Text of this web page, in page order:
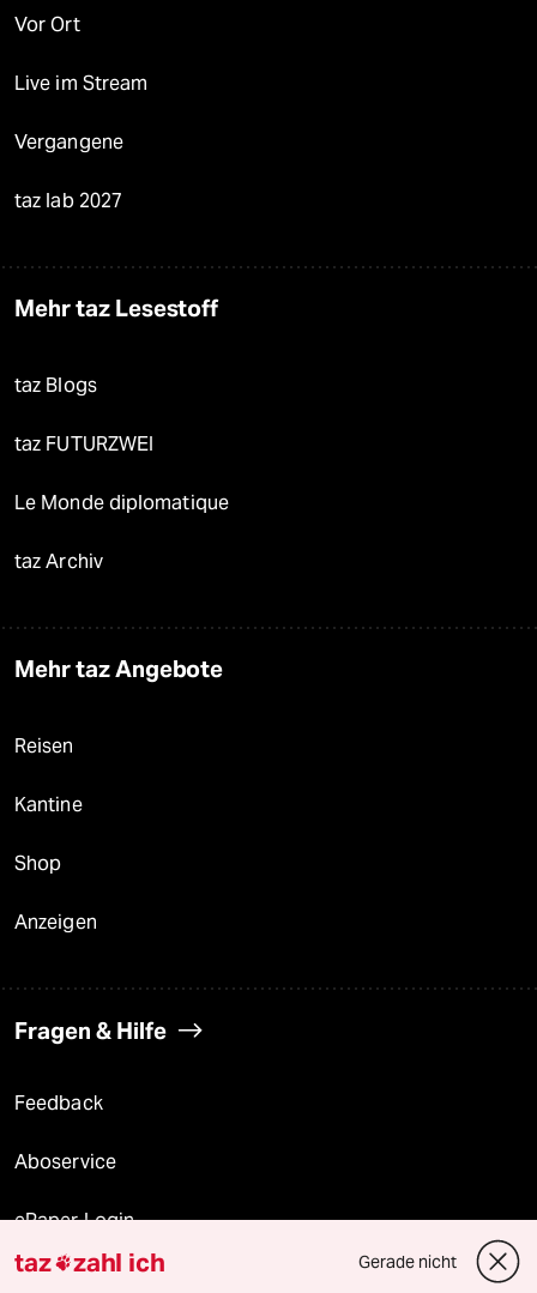
Vor Ort
Live im Stream
Vergangene
taz lab 2027
Mehr taz Lesestoff
taz Blogs
taz FUTURZWEI
Le Monde diplomatique
taz Archiv
Mehr taz Angebote
Reisen
Kantine
Shop
Anzeigen
Fragen & Hilfe
Feedback
Aboservice
ePaper Login
Downloads für Abonnierende
taz zahl ich Gerade nicht